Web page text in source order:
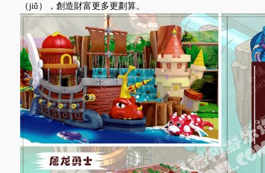
（jiǔ），創造財富更多更劃算。